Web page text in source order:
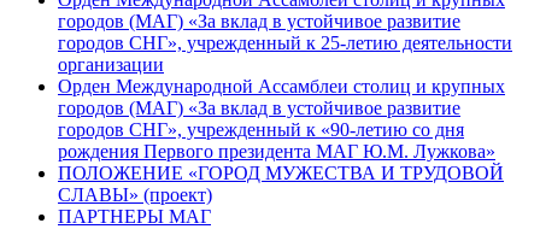
городов (МАГ) «За вклад в устойчивое развитие
городов СНГ», учрежденный к 25-летию деятельности
организации
Орден Международной Ассамблеи столиц и крупных
городов (МАГ) «За вклад в устойчивое развитие
городов СНГ», учрежденный к «90-летию со дня
рождения Первого президента МАГ Ю.М. Лужкова»
ПОЛОЖЕНИЕ «ГОРОД МУЖЕСТВА И ТРУДОВОЙ
СЛАВЫ» (проект)
ПАРТНЕРЫ МАГ